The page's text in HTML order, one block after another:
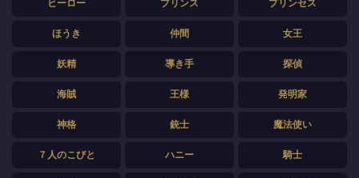
ヒーロー プリンス プリンセス
ほうき 仲間 女王
妖精 導き手 探偵
海賊 王様 発明家
神格 銃士 魔法使い
７人のこびと ハニー 騎士